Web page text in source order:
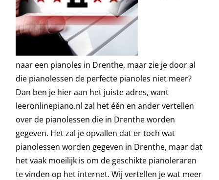
naar een pianoles in Drenthe, maar zie je door al
die pianolessen de perfecte pianoles niet meer?
Dan ben je hier aan het juiste adres, want
leeronlinepiano.nl zal het één en ander vertellen
over de pianolessen die in Drenthe worden
gegeven. Het zal je opvallen dat er toch wat
pianolessen worden gegeven in Drenthe, maar dat
het vaak moeilijk is om de geschikte pianoleraren
te vinden op het internet. Wij vertellen je wat meer